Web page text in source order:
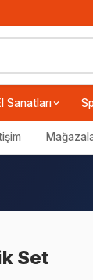
Sanatları
Set